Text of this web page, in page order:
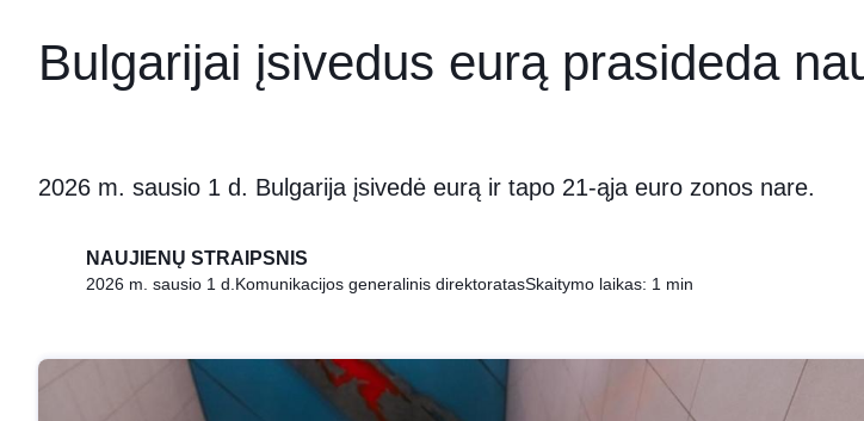
Bulgarijai įsivedus eurą prasideda
2026 m. sausio 1 d. Bulgarija įsivedė eurą ir tapo 21-ąja euro zonos nare.
NAUJIENŲ STRAIPSNIS
2026 m. sausio 1 d.Komunikacijos generalinis direktoratasSkaitymo laikas: 1 min